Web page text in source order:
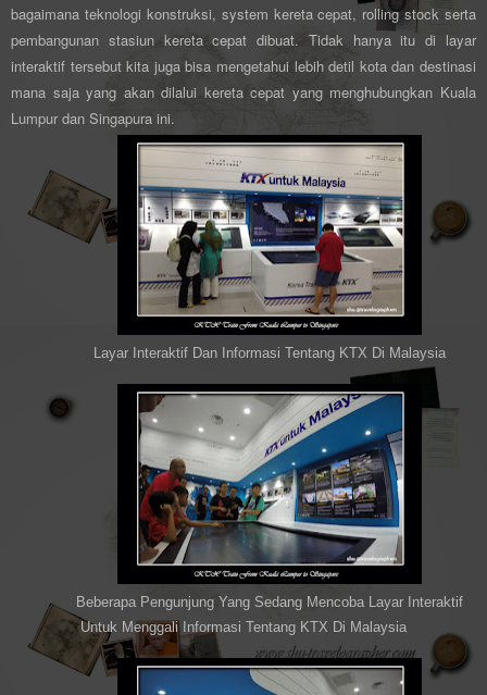
bagaimana teknologi konstruksi, system kereta cepat, rolling stock serta
pembangunan stasiun kereta cepat dibuat. Tidak hanya itu di layar
interaktif tersebut kita juga bisa mengetahui lebih detil kota dan destinasi
mana saja yang akan dilalui kereta cepat yang menghubungkan Kuala
Lumpur dan Singapura ini.
Layar Interaktif Dan Informasi Tentang KTX Di Malaysia
Beberapa Pengunjung Yang Sedang Mencoba Layar Interaktif
Untuk Menggali Informasi Tentang KTX Di Malaysia